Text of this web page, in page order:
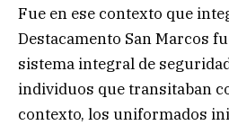
Fue en ese contexto que
Destacamento San Marcos
sistema integral de
individuos que transitaban
contexto, los uniformados